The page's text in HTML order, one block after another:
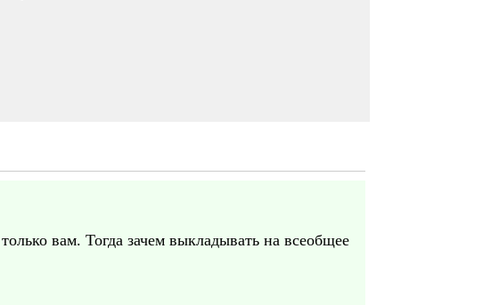
вам. Тогда зачем выкладывать на всеобщее